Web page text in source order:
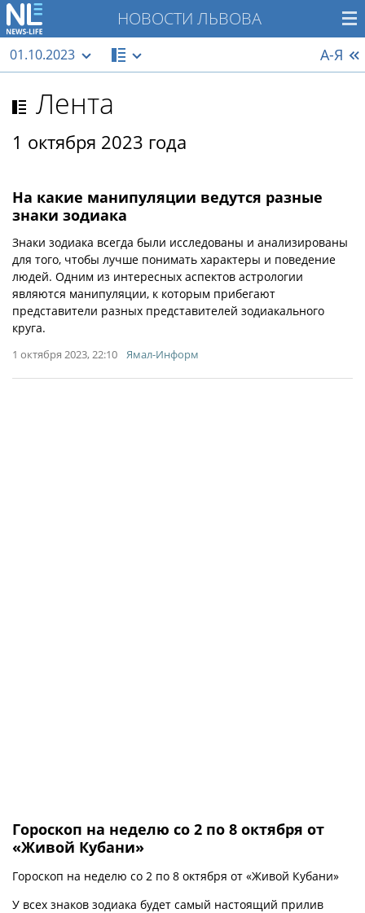
НОВОСТИ ЛЬВОВА
01.10.2023 А-Я
Лента
1 октября 2023 года
На какие манипуляции ведутся разные
знаки зодиака
Знаки зодиака всегда были исследованы и анализированы
для того, чтобы лучше понимать характеры и поведение
людей. Одним из интересных аспектов астрологии
являются манипуляции, к которым прибегают
представители разных представителей зодиакального
круга.
1 октября 2023, 22:10 Ямал-Информ
Гороскоп на неделю со 2 по 8 октября от
«Живой Кубани»
Гороскоп на неделю со 2 по 8 октября от «Живой Кубани»
У всех знаков зодиака будет самый настоящий прилив